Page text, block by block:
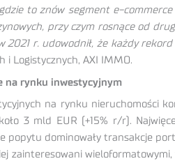
to znów segment e-
przy czym rosnące od
2021 r. udowodnił, że każdy
i Logistycznych, AXI IMMO.
na rynku inwestycyjnym
na rynku nieruchomości
3 mld EUR (+15% r/r).
popytu dominowały transakcje
zainteresowani